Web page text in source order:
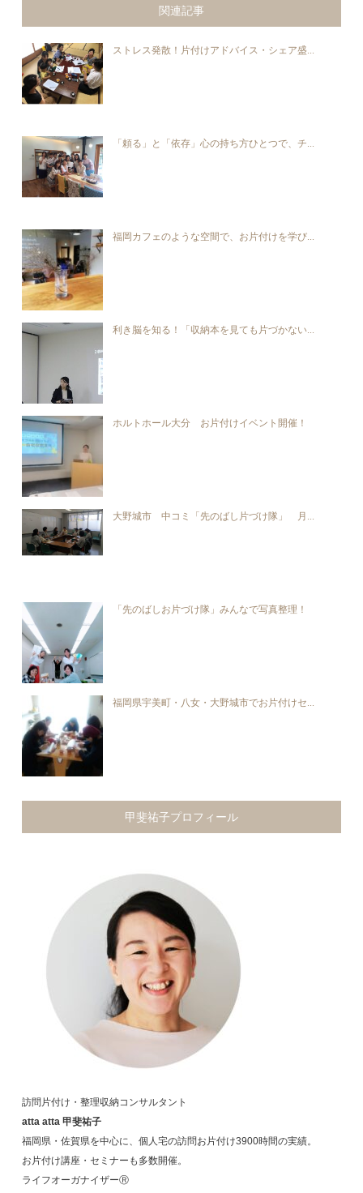
関連記事
ストレス発散！片付けアドバイス・シェア盛...
「頼る」と「依存」心の持ち方ひとつで、チ...
福岡カフェのような空間で、お片付けを学び...
利き脳を知る！「収納本を見ても片づかない...
ホルトホール大分 お片付けイベント開催！
大野城市 中コミ「先のばし片づけ隊」 月...
「先のばしお片づけ隊」みんなで写真整理！
福岡県宇美町・八女・大野城市でお片付けセ...
甲斐祐子プロフィール
訪問片付け・整理収納コンサルタント
atta atta 甲斐祐子
福岡県・佐賀県を中心に、個人宅の訪問お片付け3900時間の実績。
お片付け講座・セミナーも多数開催。
ライフオーガナイザーⓇ